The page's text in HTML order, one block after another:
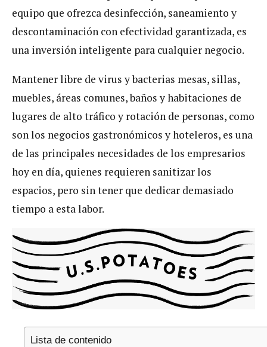
equipo que ofrezca desinfección, saneamiento y
descontaminación con efectividad garantizada, es
una inversión inteligente para cualquier negocio.
Mantener libre de virus y bacterias mesas, sillas,
muebles, áreas comunes, baños y habitaciones de
lugares de alto tráfico y rotación de personas, como
son los negocios gastronómicos y hoteleros, es una
de las principales necesidades de los empresarios
hoy en día, quienes requieren sanitizar los
espacios, pero sin tener que dedicar demasiado
tiempo a esta labor.
Lista de contenido